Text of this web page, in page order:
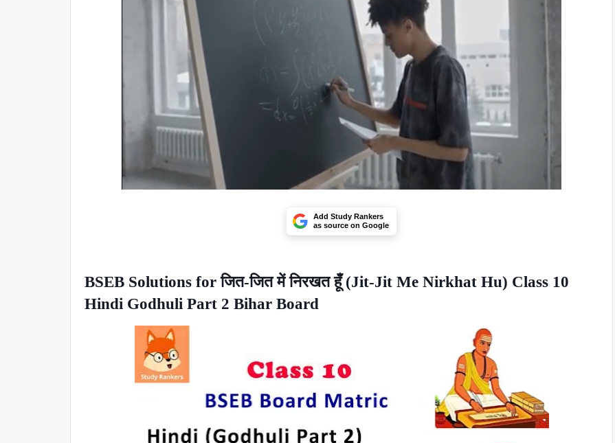
Add Study Rankers
as source on Google
BSEB Solutions for जित-जित में निरखत हूँ (Jit-Jit Me Nirkhat Hu) Class 10
Hindi Godhuli Part 2 Bihar Board